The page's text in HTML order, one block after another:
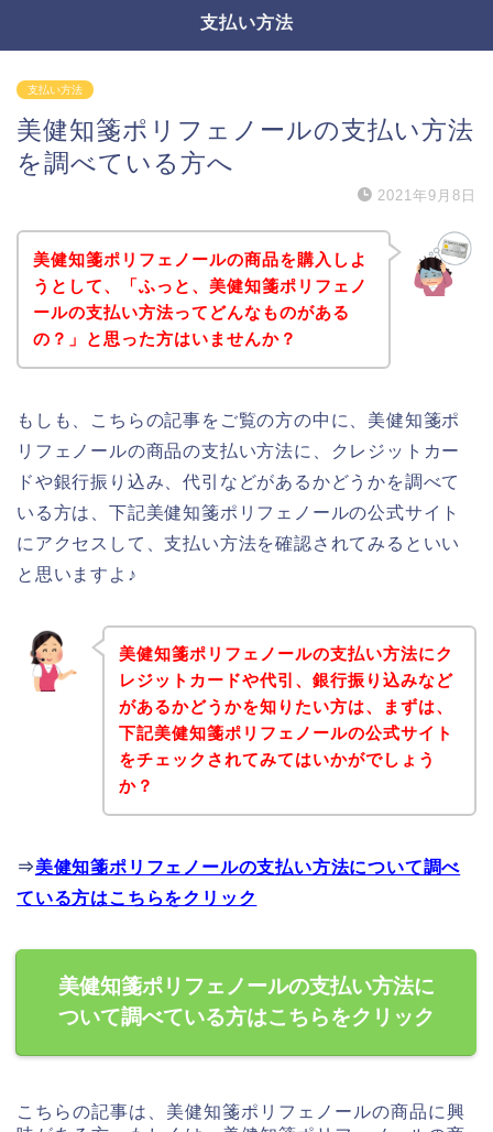
支払い方法
支払い方法
美健知箋ポリフェノールの支払い方法
を調べている方へ
2021年9月8日
美健知箋ポリフェノールの商品を購入しよ
うとして、「ふっと、美健知箋ポリフェノ
ールの支払い方法ってどんなものがある
の？」と思った方はいませんか？
もしも、こちらの記事をご覧の方の中に、美健知箋ポ
リフェノールの商品の支払い方法に、クレジットカー
ドや銀行振り込み、代引などがあるかどうかを調べて
いる方は、下記美健知箋ポリフェノールの公式サイト
にアクセスして、支払い方法を確認されてみるといい
と思いますよ♪
美健知箋ポリフェノールの支払い方法にク
レジットカードや代引、銀行振り込みなど
があるかどうかを知りたい方は、まずは、
下記美健知箋ポリフェノールの公式サイト
をチェックされてみてはいかがでしょう
か？
⇒美健知箋ポリフェノールの支払い方法について調べ
ている方はこちらをクリック
美健知箋ポリフェノールの支払い方法に
ついて調べている方はこちらをクリック
こちらの記事は、美健知箋ポリフェノールの商品に興